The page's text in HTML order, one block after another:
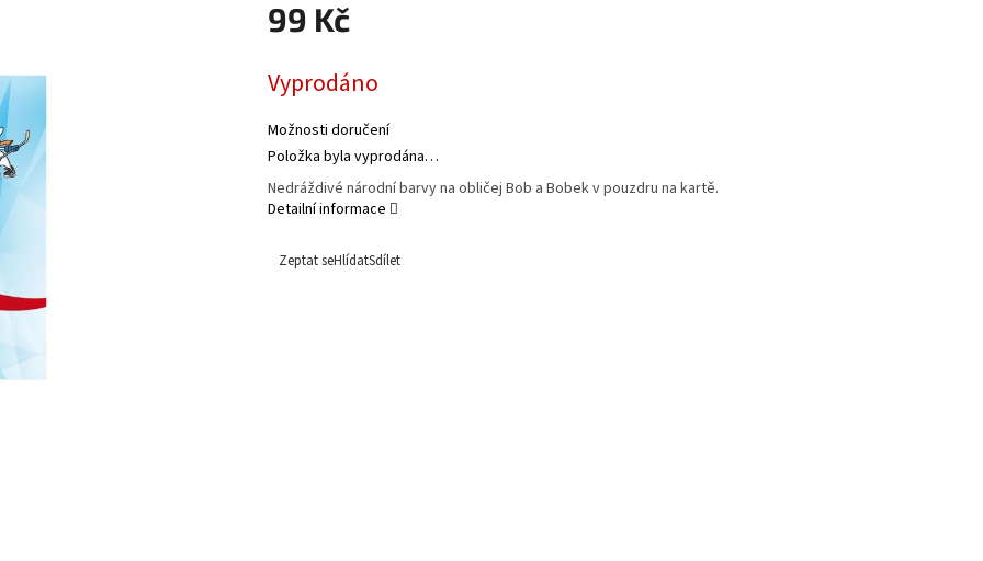
99 Kč
cena:
Vyprodáno
Možnosti doručení
Položka byla vyprodána…
Nedráždivé národní barvy na obličej Bob a Bobek v pouzdru na kartě.
Detailní informace
Zeptat seHlídatSdílet